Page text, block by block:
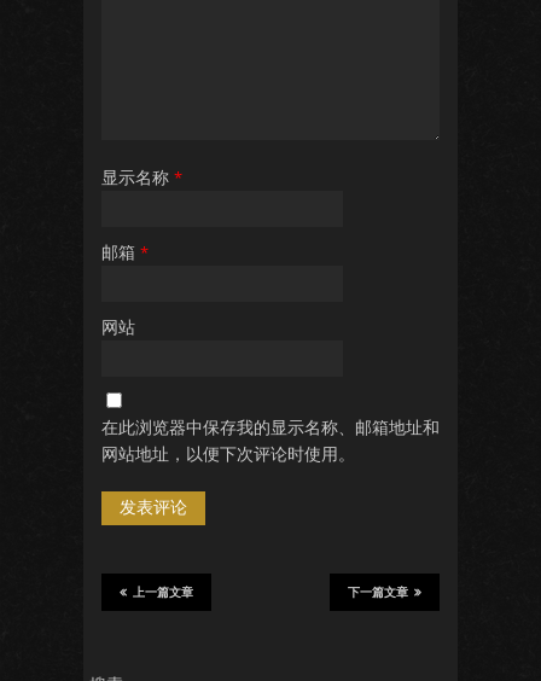
显示名称 *
邮箱 *
网站
在此浏览器中保存我的显示名称、邮箱地址和
网站地址，以便下次评论时使用。
下一篇文章
上一篇文章